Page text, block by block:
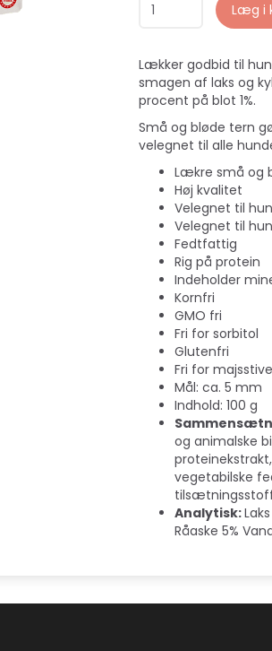
Læg i
Lækker godbid til
smagen af laks og
procent på blot 1%.
Små og bløde tern
velegnet til alle
Lækre små og
Høj kvalitet
Velegnet til
Velegnet til
Fedtfattig
Rig på protein
Indeholder
Kornfri
GMO fri
Fri for sorbitol
Glutenfri
Fri for
Mål: ca. 5 mm
Indhold: 100 g
og animalske
vegetabilske
Analytisk:
Råaske 5%